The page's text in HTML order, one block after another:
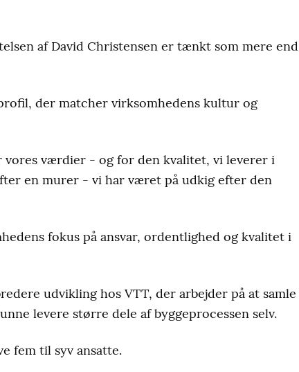
af David Christensen er tænkt som mere end
der matcher virksomhedens kultur og
værdier - og for den kvalitet, vi leverer i
en murer - vi har været på udkig efter den
fokus på ansvar, ordentlighed og kvalitet i
udvikling hos VTT, der arbejder på at samle
levere større dele af byggeprocessen selv.
fem til syv ansatte.